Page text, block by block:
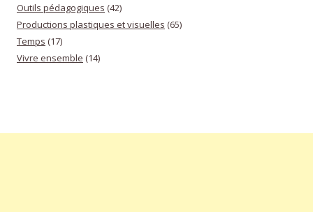
Outils pédagogiques (42)
Productions plastiques et visuelles (65)
Temps (17)
Vivre ensemble (14)